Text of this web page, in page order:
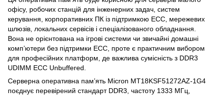
офісу, робочих станцій для інженерних задач, систем
керування, корпоративних ПК із підтримкою ECC, мережевих
шлюзів, локальних сервісів і спеціалізованого обладнання.
Вона не орієнтована на ігрові системи чи звичайні домашні
комп’ютери без підтримки ECC, проте є практичним вибором
для професійних платформ, де важлива сумісність з DDR3
UDIMM ECC Unbuffered.
Серверна оперативна пам’ять Micron MT18KSF51272AZ-1G4
поєднує перевірений стандарт DDR3, частоту 1333 МГц,